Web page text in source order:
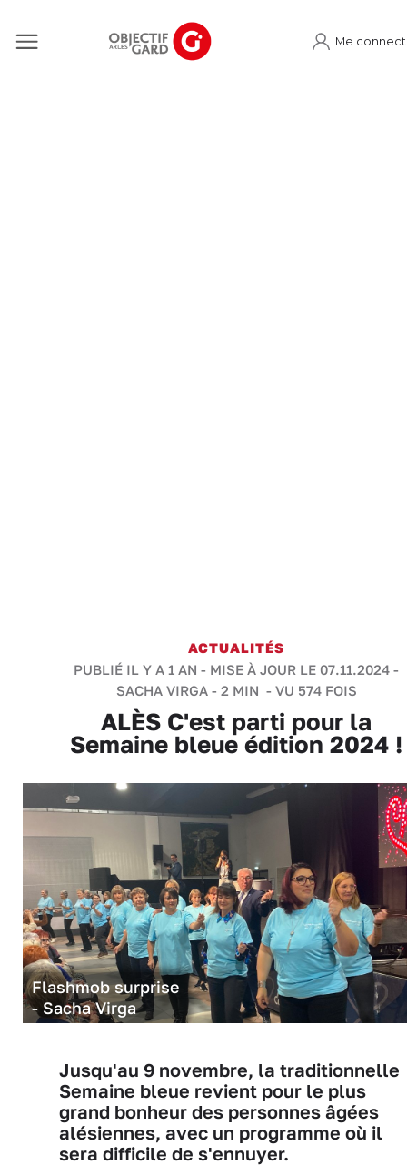
Me
ACTUALITÉS
PUBLIÉ IL Y A 1 AN - MISE À JOUR LE 07.11.2024 -
SACHA VIRGA- 2 MIN - VU 574 FOIS
ALÈS C'est parti pour la
Semaine bleue édition 2024 !
Flashmob surprise
- Sacha Virga
Jusqu'au 9 novembre, la traditionnelle
Semaine bleue revient pour le plus
grand bonheur des personnes âgées
alésiennes, avec un programme où il
sera difficile de s'ennuyer.